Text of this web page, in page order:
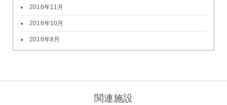
2016年11月
2016年10月
2016年8月
関連施設